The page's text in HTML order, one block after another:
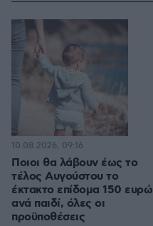
Ποιοι θα λάβουν έως το
τέλος Αυγούστου το
έκτακτο επίδομα 150 ευρώ
ανά παιδί, όλες οι
προϋποθέσεις
10.08.2026, 09:16